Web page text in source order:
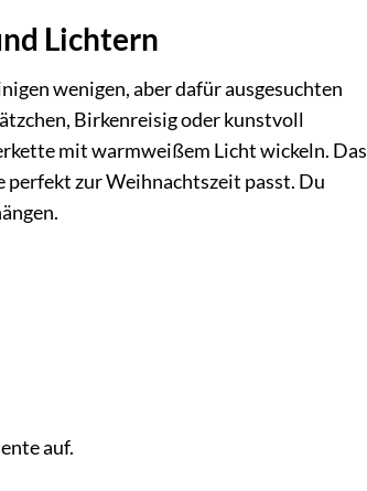
Lichtern
wenigen, aber dafür ausgesuchten
Birkenreisig oder kunstvoll
mit warmweißem Licht wickeln. Das
perfekt zur Weihnachtszeit passt. Du
auf.